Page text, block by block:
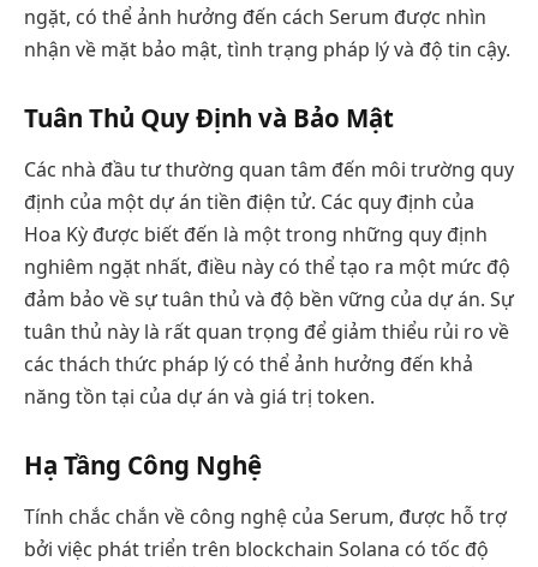
ngặt, có thể ảnh hưởng đến cách Serum được nhìn
nhận về mặt bảo mật, tình trạng pháp lý và độ tin cậy.
Tuân Thủ Quy Định và Bảo Mật
Các nhà đầu tư thường quan tâm đến môi trường quy
định của một dự án tiền điện tử. Các quy định của
Hoa Kỳ được biết đến là một trong những quy định
nghiêm ngặt nhất, điều này có thể tạo ra một mức độ
đảm bảo về sự tuân thủ và độ bền vững của dự án. Sự
tuân thủ này là rất quan trọng để giảm thiểu rủi ro về
các thách thức pháp lý có thể ảnh hưởng đến khả
năng tồn tại của dự án và giá trị token.
Hạ Tầng Công Nghệ
Tính chắc chắn về công nghệ của Serum, được hỗ trợ
bởi việc phát triển trên blockchain Solana có tốc độ